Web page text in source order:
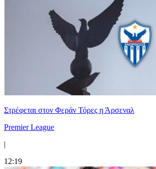
Στρέφεται στον Φεράν Τόρες η Άρσεναλ
Premier League
|
12:19